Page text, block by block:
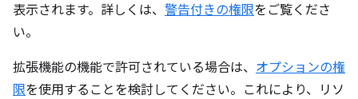
表示されます。詳しくは、 警告付きの権限をご覧くださ
い。
拡張機能の機能で許可されている場合は、 オプションの権
限を使用することを検討してください。これにより、リソ